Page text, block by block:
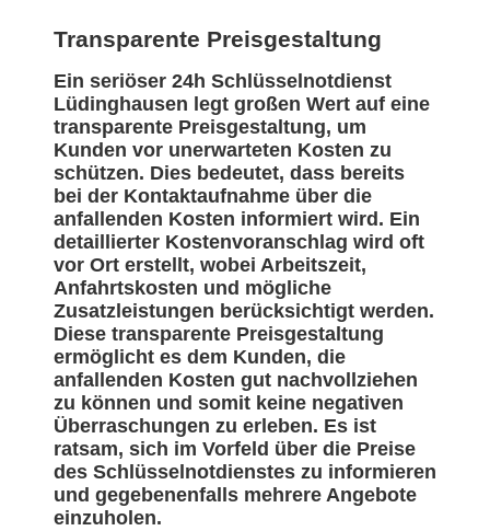
Transparente Preisgestaltung
Ein seriöser 24h Schlüsselnotdienst
Lüdinghausen legt großen Wert auf eine
transparente Preisgestaltung, um
Kunden vor unerwarteten Kosten zu
schützen. Dies bedeutet, dass bereits
bei der Kontaktaufnahme über die
anfallenden Kosten informiert wird. Ein
detaillierter Kostenvoranschlag wird oft
vor Ort erstellt, wobei Arbeitszeit,
Anfahrtskosten und mögliche
Zusatzleistungen berücksichtigt werden.
Diese transparente Preisgestaltung
ermöglicht es dem Kunden, die
anfallenden Kosten gut nachvollziehen
zu können und somit keine negativen
Überraschungen zu erleben. Es ist
ratsam, sich im Vorfeld über die Preise
des Schlüsselnotdienstes zu informieren
und gegebenenfalls mehrere Angebote
einzuholen.